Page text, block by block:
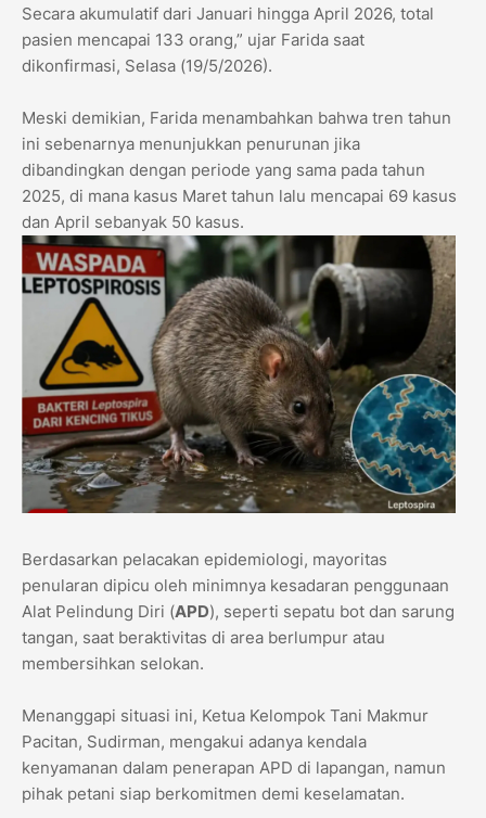
Secara akumulatif dari Januari hingga April 2026, total
pasien mencapai 133 orang,” ujar Farida saat
dikonfirmasi, Selasa (19/5/2026).
​Meski demikian, Farida menambahkan bahwa tren tahun
ini sebenarnya menunjukkan penurunan jika
dibandingkan dengan periode yang sama pada tahun
2025, di mana kasus Maret tahun lalu mencapai 69 kasus
dan April sebanyak 50 kasus.
​Berdasarkan pelacakan epidemiologi, mayoritas
penularan dipicu oleh minimnya kesadaran penggunaan
Alat Pelindung Diri (APD), seperti sepatu bot dan sarung
tangan, saat beraktivitas di area berlumpur atau
membersihkan selokan.
​Menanggapi situasi ini, Ketua Kelompok Tani Makmur
Pacitan, Sudirman, mengakui adanya kendala
kenyamanan dalam penerapan APD di lapangan, namun
pihak petani siap berkomitmen demi keselamatan.